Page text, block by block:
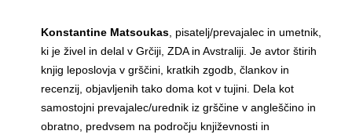
Konstantine Matsoukas , pisatelj/prevajalec in umetnik,
ki je živel in delal v Grčiji, ZDA in Avstraliji. Je avtor štirih
knjig leposlovja v grščini, kratkih zgodb, člankov in
recenzij, objavljenih tako doma kot v tujini. Dela kot
samostojni prevajalec/urednik iz grščine v angleščino in
obratno, predvsem na področju književnosti in